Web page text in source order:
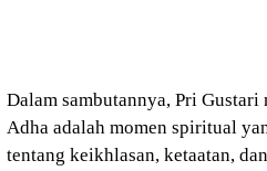
Dalam sambutannya, Pri
Adha adalah momen spiritual
tentang keikhlasan, ketaatan,